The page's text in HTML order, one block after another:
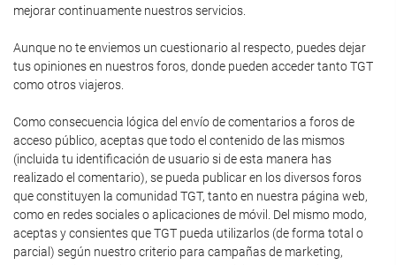
mejorar continuamente nuestros servicios.
Aunque no te enviemos un cuestionario al respecto, puedes dejar
tus opiniones en nuestros foros, donde pueden acceder tanto TGT
como otros viajeros.
Como consecuencia lógica del envío de comentarios a foros de
acceso público, aceptas que todo el contenido de las mismos
(incluida tu identificación de usuario si de esta manera has
realizado el comentario), se pueda publicar en los diversos foros
que constituyen la comunidad TGT, tanto en nuestra página web,
como en redes sociales o aplicaciones de móvil. Del mismo modo,
aceptas y consientes que TGT pueda utilizarlos (de forma total o
parcial) según nuestro criterio para campañas de marketing,